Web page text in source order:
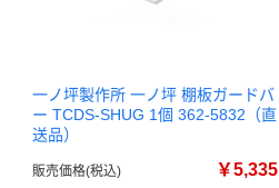
一ノ坪製作所 一ノ坪 棚板ガードバ
ー TCDS-SHUG 1個 362-5832（直
送品）
販売価格(税込) ￥5,335